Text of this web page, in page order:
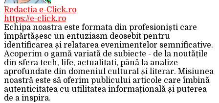
Redactia e-Click.ro
https://e-click.ro
Echipa noastra este formata din profesioniști care
împărtășesc un entuziasm deosebit pentru
identificarea și relatarea evenimentelor semnificative.
Acoperim o gamă variată de subiecte - de la noutățile
din sfera tech, life, actualitati, până la analize
aprofundate din domeniul cultural și literar. Misiunea
noastră este să oferim publicului articole care îmbină
autenticitatea cu utilitatea informațională și puterea
de a inspira.